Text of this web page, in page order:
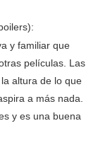
y familiar que
películas. Las
altura de lo que
a más nada.
y es una buena